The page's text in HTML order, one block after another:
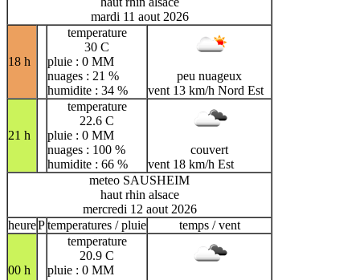
mardi 11 aout 2026
18 h
temperature
30 C
pluie : 0 MM
nuages : 21 %
humidite : 34 %
peu nuageux
vent 13 km/h Nord Est
21 h
temperature
22.6 C
pluie : 0 MM
nuages : 100 %
humidite : 66 %
couvert
vent 18 km/h Est
meteo SAUSHEIM
haut rhin alsace
mercredi 12 aout 2026
heurePtemperatures / pluie temps / vent
00 h
temperature
20.9 C
pluie : 0 MM